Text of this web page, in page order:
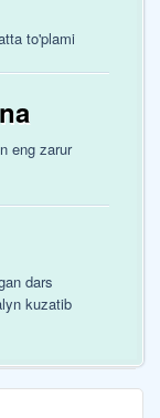
to'plami
eng zarur
dars
kuzatib